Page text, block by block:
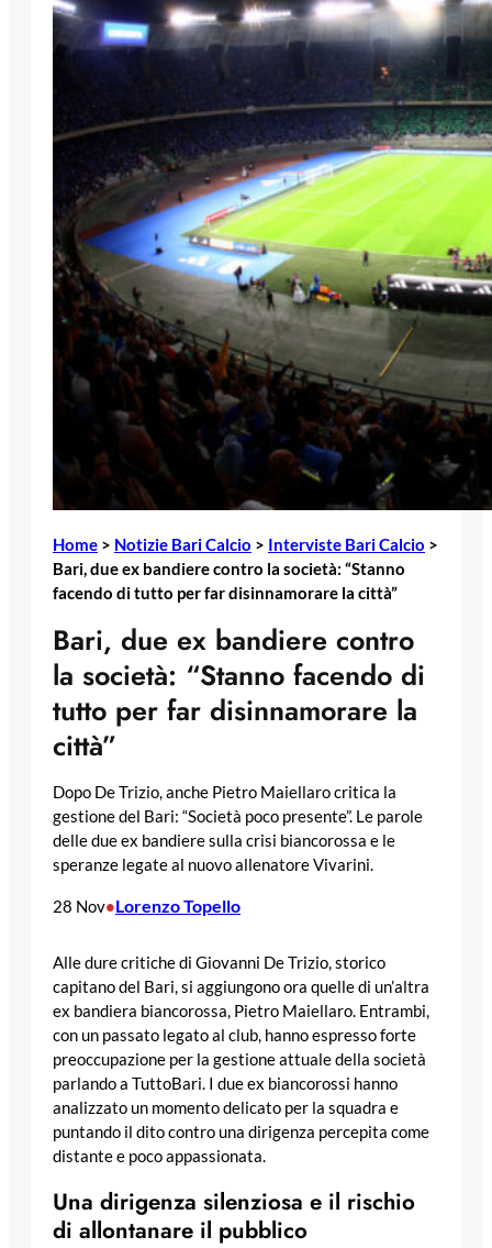
Home > Notizie Bari Calcio > Interviste Bari Calcio >
Bari, due ex bandiere contro la società: “Stanno
facendo di tutto per far disinnamorare la città”
Bari, due ex bandiere contro
la società: “Stanno facendo di
tutto per far disinnamorare la
città”
Dopo De Trizio, anche Pietro Maiellaro critica la
gestione del Bari: “Società poco presente”. Le parole
delle due ex bandiere sulla crisi biancorossa e le
speranze legate al nuovo allenatore Vivarini.
28 Nov•Lorenzo Topello
Alle dure critiche di Giovanni De Trizio, storico
capitano del Bari, si aggiungono ora quelle di un’altra
ex bandiera biancorossa, Pietro Maiellaro. Entrambi,
con un passato legato al club, hanno espresso forte
preoccupazione per la gestione attuale della società
parlando a TuttoBari. I due ex biancorossi hanno
analizzato un momento delicato per la squadra e
puntando il dito contro una dirigenza percepita come
distante e poco appassionata.
Una dirigenza silenziosa e il rischio
di allontanare il pubblico